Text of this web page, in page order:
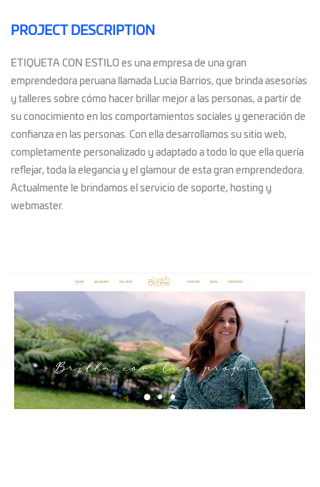
PROJECT DESCRIPTION
ETIQUETA CON ESTILO es una empresa de una gran
emprendedora peruana llamada Lucia Barrios, que brinda asesorías
y talleres sobre cómo hacer brillar mejor a las personas, a partir de
su conocimiento en los comportamientos sociales y generación de
confianza en las personas. Con ella desarrollamos su sitio web,
completamente personalizado y adaptado a todo lo que ella quería
reflejar, toda la elegancia y el glamour de esta gran emprendedora.
Actualmente le brindamos el servicio de soporte, hosting y
webmaster.